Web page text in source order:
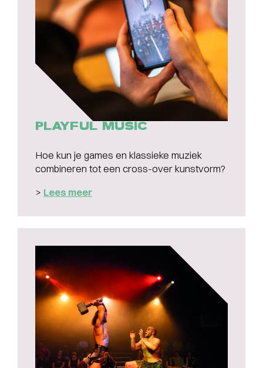
PLAYFUL MUSIC
Hoe kun je games en klassieke muziek
combineren tot een cross-over kunstvorm?
> Lees meer